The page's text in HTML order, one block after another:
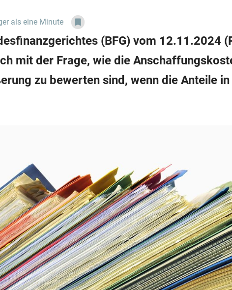
als eine Minute
(BFG) vom 12.11.2024
mit der Frage, wie die
zu bewerten sind, wenn die Anteile